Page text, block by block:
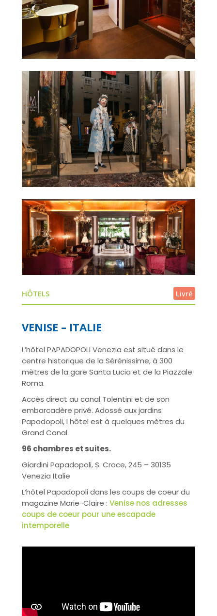
HÔTELS Livré
VENISE – ITALIE
L’hôtel PAPADOPOLI Venezia est situé dans le
centre historique de la Sérénissime, à 300
mètres de la gare Santa Lucia et de la Piazzale
Roma.
Accès direct au canal Tolentini et de son
embarcadère privé. Adossé aux jardins
Papadopoli, l hôtel est à quelques mètres du
Grand Canal.
96 chambres et suites.
Giardini Papadopoli, S. Croce, 245 – 30135
Venezia Italie
L’hôtel Papadopoli dans les coups de coeur du
magazine Marie-Claire : Venise nos adresses
coups de coeur pour une escapade
intemporelle